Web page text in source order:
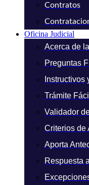
Contratos
Oficina Judicial
Acerca de
Preguntas
Instructivos
Trámite Fácil
Validador
Criterios de
Aporta
Respuesta